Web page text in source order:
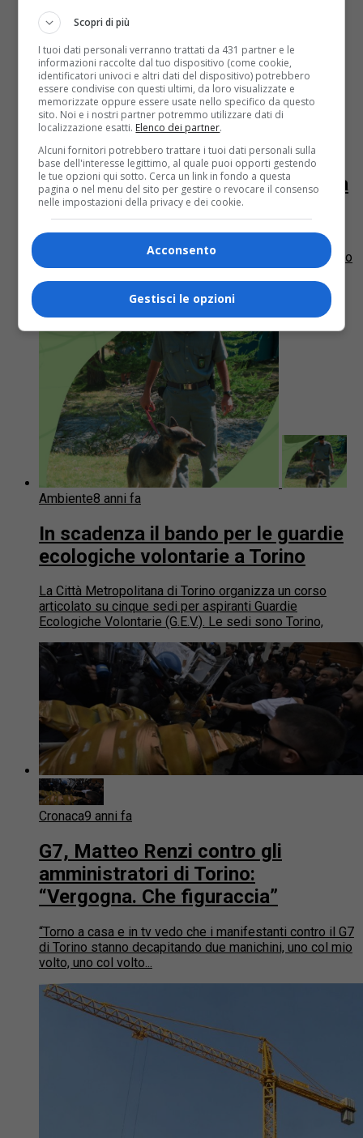
Cultura7 anni fa
Mouvement I, La nascita di
un’antigalleria da Dr Fake Cabinet a
Torino
Dopo il grande successo della mostra inaugurale, DR
FAKE Cabinet apre il nuovo anno con la mostra dal titolo
Mouvement I – La nascita di un’anti-galleria....
Ambiente8 anni fa
In scadenza il bando per le guardie
ecologiche volontarie a Torino
La Città Metropolitana di Torino organizza un corso
articolato su cinque sedi per aspiranti Guardie
Ecologiche Volontarie (G.E.V.). Le sedi sono Torino,
Cronaca9 anni fa
G7, Matteo Renzi contro gli
amministratori di Torino:
“Vergogna. Che figuraccia”
“Torno a casa e in tv vedo che i manifestanti contro il G7
di Torino stanno decapitando due manichini, uno col mio
volto, uno col volto...
Scopri di più
I tuoi dati personali verranno trattati da 431 partner e le
informazioni raccolte dal tuo dispositivo (come cookie,
identificatori univoci e altri dati del dispositivo) potrebbero
essere condivise con questi ultimi, da loro visualizzate e
memorizzate oppure essere usate nello specifico da questo
sito. Noi e i nostri partner potremmo utilizzare dati di
localizzazione esatti. Elenco dei partner.
Alcuni fornitori potrebbero trattare i tuoi dati personali sulla
base dell'interesse legittimo, al quale puoi opporti gestendo
le tue opzioni qui sotto. Cerca un link in fondo a questa
pagina o nel menu del sito per gestire o revocare il consenso
nelle impostazioni della privacy e dei cookie.
Acconsento
Gestisci le opzioni